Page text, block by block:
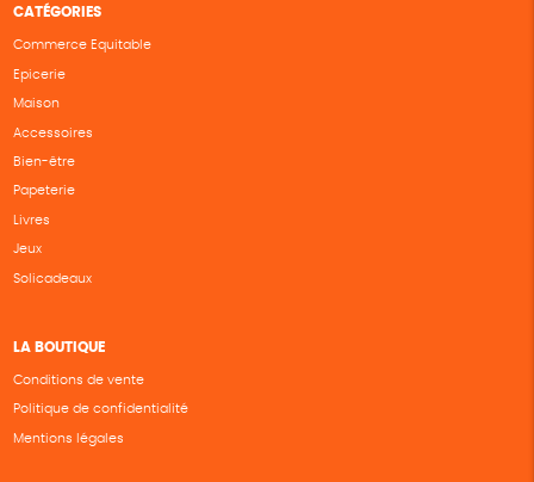
CATÉGORIES
Commerce Equitable
Epicerie
Maison
Accessoires
Bien-être
Papeterie
Livres
Jeux
Solicadeaux
LA BOUTIQUE
Conditions de vente
Politique de confidentialité
Mentions légales